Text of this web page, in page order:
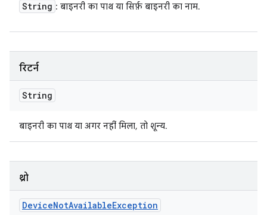
String : बाइनरी का पाथ या सिर्फ़ बाइनरी का नाम.
रिटर्न
String
बाइनरी का पाथ या अगर नहीं मिला, तो शून्य.
थ्रो
DeviceNotAvailableException